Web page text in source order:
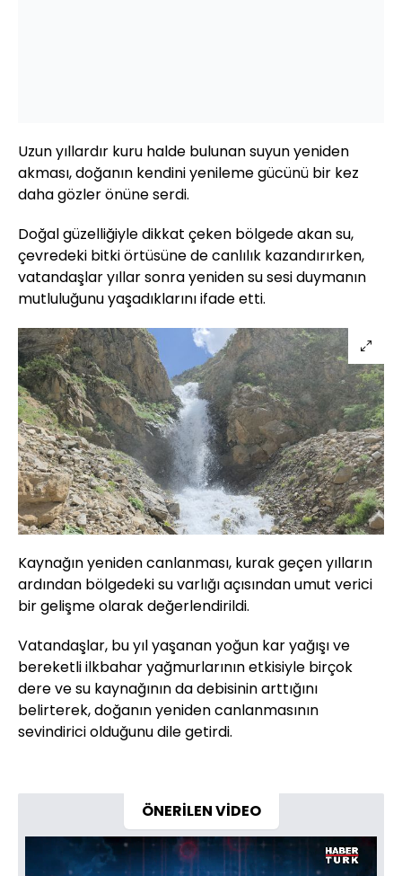
Uzun yıllardır kuru halde bulunan suyun yeniden
akması, doğanın kendini yenileme gücünü bir kez
daha gözler önüne serdi.
Doğal güzelliğiyle dikkat çeken bölgede akan su,
çevredeki bitki örtüsüne de canlılık kazandırırken,
vatandaşlar yıllar sonra yeniden su sesi duymanın
mutluluğunu yaşadıklarını ifade etti.
Kaynağın yeniden canlanması, kurak geçen yılların
ardından bölgedeki su varlığı açısından umut verici
bir gelişme olarak değerlendirildi.
Vatandaşlar, bu yıl yaşanan yoğun kar yağışı ve
bereketli ilkbahar yağmurlarının etkisiyle birçok
dere ve su kaynağının da debisinin arttığını
belirterek, doğanın yeniden canlanmasının
sevindirici olduğunu dile getirdi.
ÖNERİLEN VİDEO